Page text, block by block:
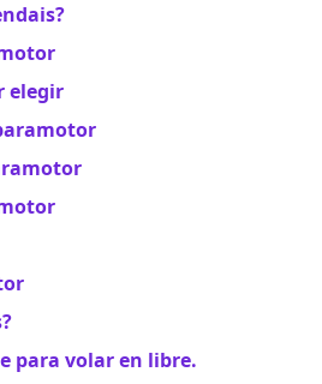
elegir
para volar en libre.